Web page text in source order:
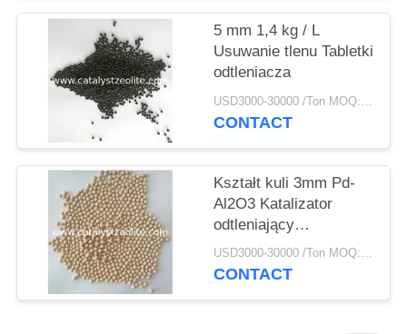
5 mm 1,4 kg / L
Usuwanie tlenu Tabletki
odtleniacza
USD3000-30000 /Ton MOQ:1 KG
CONTACT
Kształt kuli 3mm Pd-
Al2O3 Katalizator
odtleniający
uwodorniający
USD3000-30000 /Ton MOQ:1 KG
CONTACT